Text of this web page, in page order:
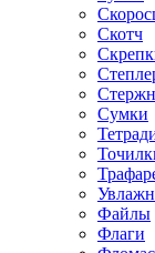
Скотч
Сумки
Файлы
Флаги